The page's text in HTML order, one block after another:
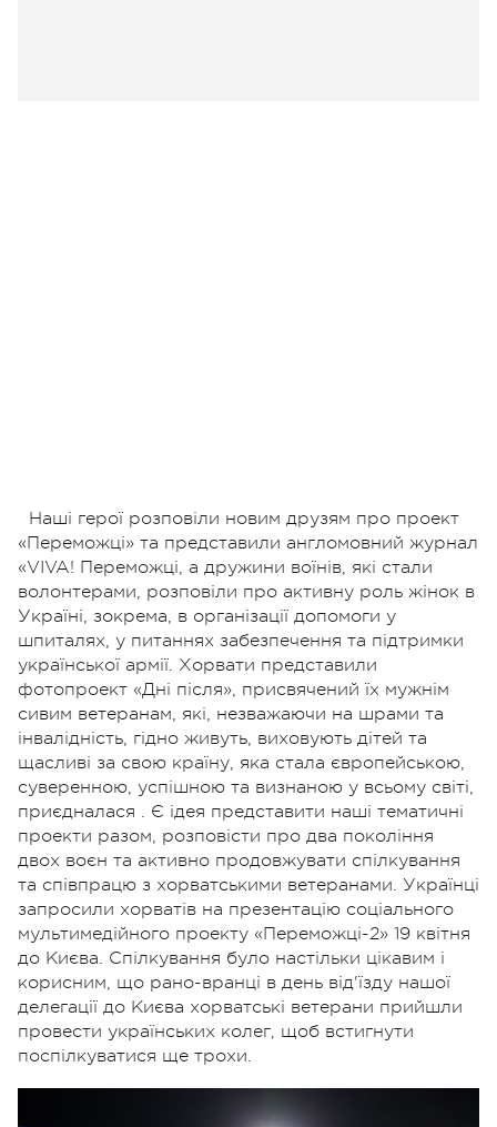
Наші герої розповіли новим друзям про проект
«Переможці» та представили англомовний журнал
«VIVA! Переможці, а дружини воїнів, які стали
волонтерами, розповіли про активну роль жінок в
Україні, зокрема, в організації допомоги у
шпиталях, у питаннях забезпечення та підтримки
української армії. Хорвати представили
фотопроект «Дні після», присвячений їх мужнім
сивим ветеранам, які, незважаючи на шрами та
інвалідність, гідно живуть, виховують дітей та
щасливі за свою країну, яка стала європейською,
суверенною, успішною та визнаною у всьому світі,
приєдналася . Є ідея представити наші тематичні
проекти разом, розповісти про два покоління
двох воєн та активно продовжувати спілкування
та співпрацю з хорватськими ветеранами. Українці
запросили хорватів на презентацію соціального
мультимедійного проекту «Переможці-2» 19 квітня
до Києва. Спілкування було настільки цікавим і
корисним, що рано-вранці в день від'їзду нашої
делегації до Києва хорватські ветерани прийшли
провести українських колег, щоб встигнути
поспілкуватися ще трохи.